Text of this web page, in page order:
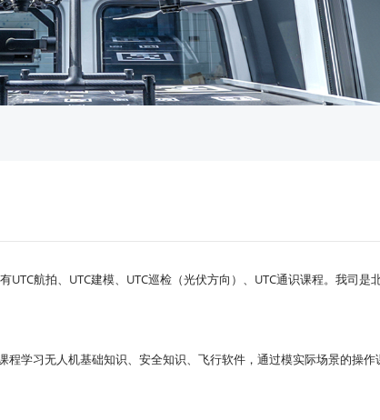
航拍、UTC建模、UTC巡检（光伏方向）、UTC通识课程。我司是
程学习无人机基础知识、安全知识、飞行软件，通过模实际场景的操